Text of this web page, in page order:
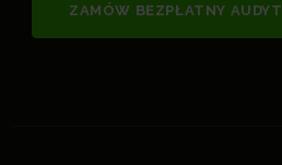
ZAMÓW BEZPŁATNY AUDYT